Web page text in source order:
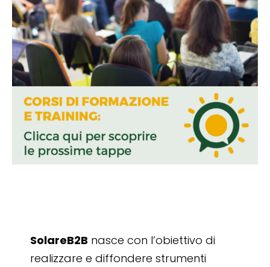
SolareB2B nasce con l’obiettivo di
realizzare e diffondere strumenti